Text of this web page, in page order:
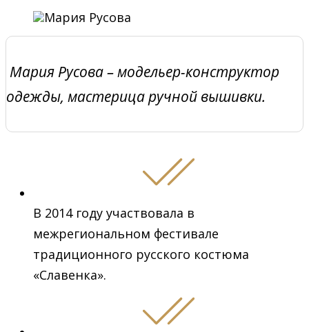
Мария Русова – модельер-конструктор
одежды, мастерица ручной вышивки.
В 2014 году участвовала в
межрегиональном фестивале
традиционного русского костюма
«Славенка».